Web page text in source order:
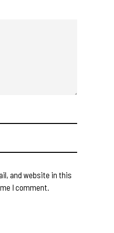
and website in this
I comment.